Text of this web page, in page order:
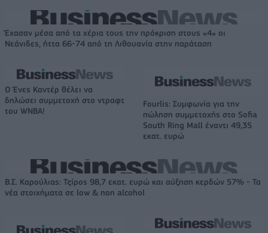
Έχασαν μέσα από τα χέρια τους την πρόκριση στους «4» οι
Νεάνιδες, ήττα 66-74 από τη Λιθουανία στην παράταση
Ο Ένες Καντέρ θέλει να
δηλώσει συμμετοχή στο ντραφτ
του WNBA!
Fourlis: Συμφωνία για την
πώληση συμμετοχής στο Sofia
South Ring Mall έναντι 49,35
εκατ. ευρώ
Β.Σ. Καρούλιας: Τζίρος 98,7 εκατ. ευρώ και αύξηση κερδών 57% - Τα
νέα στοιχήματα σε low & non alcohol